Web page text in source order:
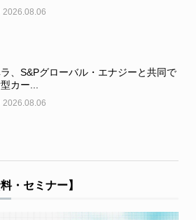
2026.08.06
、S&Pグローバル・エナジーと共同で
カー...
2026.08.06
・セミナー】